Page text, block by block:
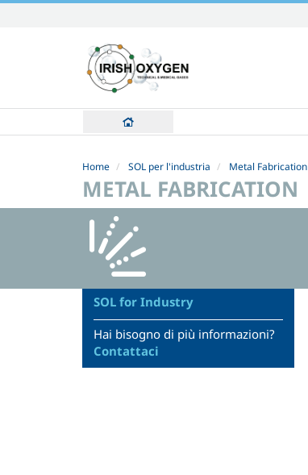
to
content.
navigation
Home SOL per l'industria Metal Fabrication
METAL FABRICATION
SOL for Industry
Hai bisogno di più informazioni?
Contattaci